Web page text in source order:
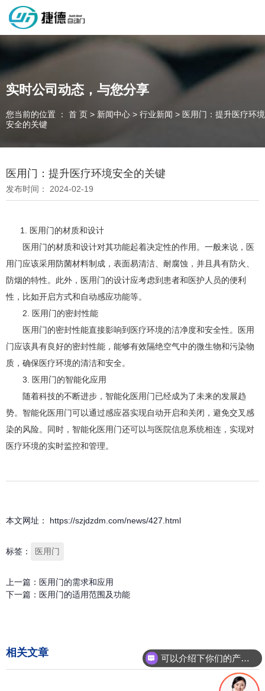
深圳市捷德自动门有限公司，专业从事自动门工业门类产品的生产
制作销售和安装的企业，欢迎咨询！
为客户量身定制独属于您的工业门 快速门
设计、制作、安装、售后一站式服务
实时公司动态，与您分享
您当前的位置 ： 首 页 > 新闻中心 > 行业新闻 > 医用门：提升医疗环境
安全的关键
医用门：提升医疗环境安全的关键
发布时间： 2024-02-19
1. 医用门的材质和设计
医用门的材质和设计对其功能起着决定性的作用。一般来说，医
用门应该采用防菌材料制成，表面易清洁、耐腐蚀，并且具有防火、
防烟的特性。此外，医用门的设计应考虑到患者和医护人员的便利
性，比如开启方式和自动感应功能等。
2. 医用门的密封性能
医用门的密封性能直接影响到医疗环境的洁净度和安全性。医用
门应该具有良好的密封性能，能够有效隔绝空气中的微生物和污染物
质，确保医疗环境的清洁和安全。
3. 医用门的智能化应用
随着科技的不断进步，智能化医用门已经成为了未来的发展趋
势。智能化医用门可以通过感应器实现自动开启和关闭，避免交叉感
染的风险。同时，智能化医用门还可以与医院信息系统相连，实现对
医疗环境的实时监控和管理。
本文网址： https://szjdzdm.com/news/427.html
标签： 医用门
上一篇： 医用门的需求和应用
下一篇： 医用门的适用范围及功能
相关文章 可以介绍下你们的产品么